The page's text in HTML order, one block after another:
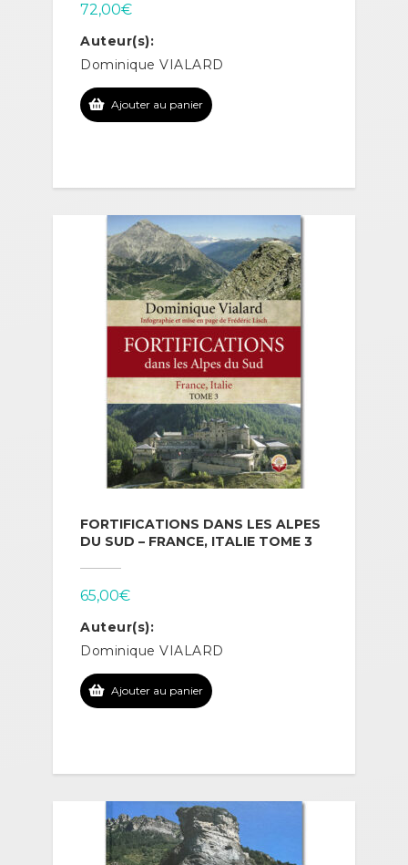
72,00€
Auteur(s):
Dominique VIALARD
Ajouter au panier
FORTIFICATIONS DANS LES ALPES
DU SUD – FRANCE, ITALIE TOME 3
65,00€
Auteur(s):
Dominique VIALARD
Ajouter au panier